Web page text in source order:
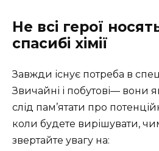
Не всі герої
спасибі хімії
Завжди існує потреба в
Звичайні і побутові— вони
слід пам’ятати про
коли будете вирішувати,
звертайте увагу на: